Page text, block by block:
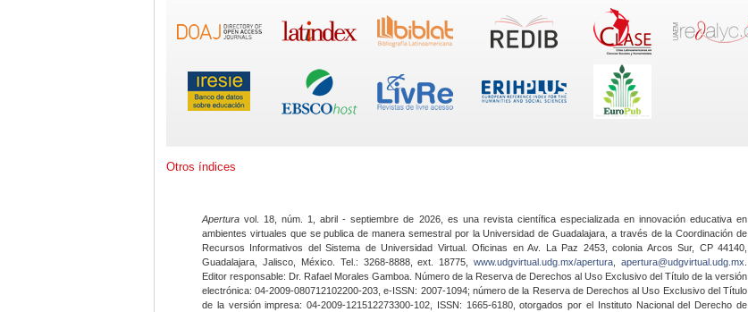
Otros índices
Apertura vol. 18, núm. 1, abril - septiembre de 2026, es una revista científica especializada en innovación educativa en
ambientes virtuales que se publica de manera semestral por la Universidad de Guadalajara, a través de la Coordinación de
Recursos Informativos del Sistema de Universidad Virtual. Oficinas en Av. La Paz 2453, colonia Arcos Sur, CP 44140,
Guadalajara, Jalisco, México. Tel.: 3268-8888, ext. 18775,www.udgvirtual.udg.mx/apertura apertura@udgvirtual.udg.mx
Editor responsable: Dr. Rafael Morales Gamboa. Número de la Reserva de Derechos al Uso Exclusivo del Título de la versión
electrónica: 04-2009-080712102200-203, e-ISSN: 2007-1094; número de la Reserva de Derechos al Uso Exclusivo del Título
de la versión impresa: 04-2009-121512273300-102, ISSN: 1665-6180, otorgados por el Instituto Nacional del Derecho de